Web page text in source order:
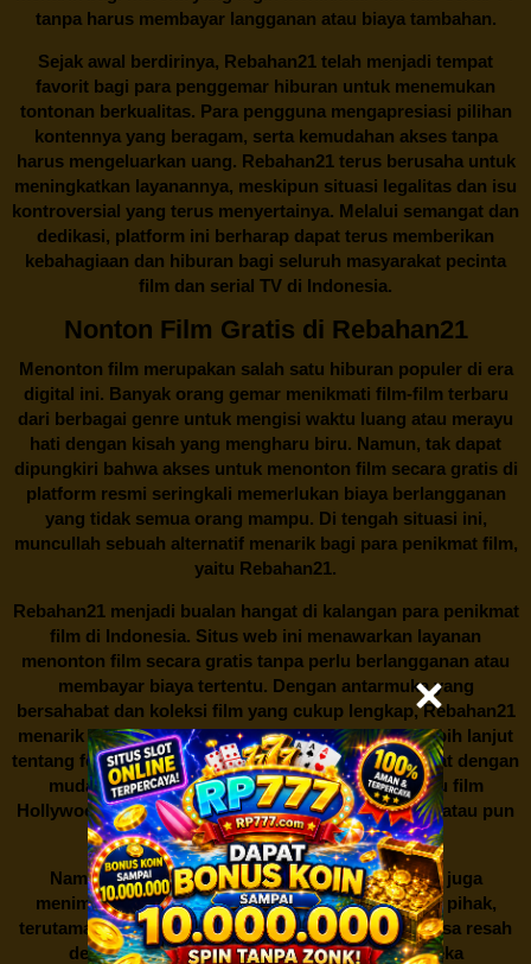
tanpa harus membayar langganan atau biaya tambahan.
Sejak awal berdirinya, Rebahan21 telah menjadi tempat
favorit bagi para penggemar hiburan untuk menemukan
tontonan berkualitas. Para pengguna mengapresiasi pilihan
kontennya yang beragam, serta kemudahan akses tanpa
harus mengeluarkan uang. Rebahan21terus berusaha untuk
meningkatkan layanannya, meskipun situasi legalitas dan isu
kontroversial yang terus menyertainya. Melalui semangat dan
dedikasi, platform ini berharap dapat terus memberikan
kebahagiaan dan hiburan bagi seluruh masyarakat pecinta
film dan serial TV di Indonesia.
Nonton Film Gratis di Rebahan21
Menonton film merupakan salah satu hiburan populer di era
digital ini. Banyak orang gemar menikmati film-film terbaru
dari berbagai genre untuk mengisi waktu luang atau merayu
hati dengan kisah yang mengharu biru. Namun, tak dapat
dipungkiri bahwa akses untuk menonton film secara gratis di
platform resmi seringkali memerlukan biaya berlangganan
yang tidak semua orang mampu. Di tengah situasi ini,
muncullah sebuah alternatif menarik bagi para penikmat film,
yaitu Rebahan21.
Rebahan21menjadi bualan hangat di kalangan para penikmat
film di Indonesia. Situs web ini menawarkan layanan
menonton film secara gratis tanpa perlu berlangganan atau
membayar biaya tertentu. Dengan antarmuka yang
bersahabat dan koleksi film yang cukup lengkap,Rebahan21
menarik minat banyak orang untuk mencari tahu lebih lanjut
tentang fenomena ini. Sebagai pengguna, Anda dapat dengan
mudah mencari film yang ingin ditonton, baik itu film
Hollywood terbaru, drama Korea yang sedang hits, atau pun
produksi film lokal dengan kualitas terbaik.
Namun, seperti halnya cerita manis,Rebahan21juga
menimbulkan kontroversi di industri film. Banyak pihak,
terutama produsen film dan pemilik hak cipta, merasa resah
dengan maraknya situs-situs seperti ini. Mereka